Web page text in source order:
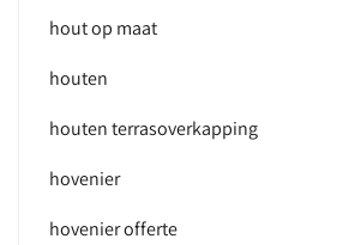
hout op maat
houten
houten terrasoverkapping
hovenier
hovenier offerte